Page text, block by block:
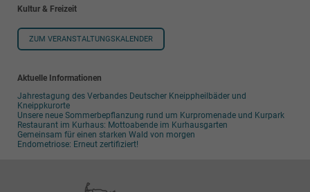
Kultur & Freizeit
ZUM VERANSTALTUNGSKALENDER
Aktuelle Informationen
Jahrestagung des Verbandes Deutscher Kneippheilbäder und
Kneippkurorte
Unsere neue Sommerbepflanzung rund um Kurpromenade und Kurpark
Restaurant im Kurhaus: Mottoabende im Kurhausgarten
Gemeinsam für einen starken Wald von morgen
Endometriose: Erneut zertifiziert!